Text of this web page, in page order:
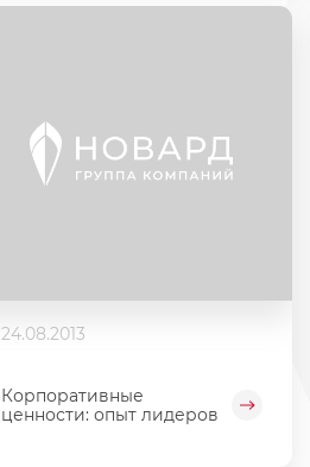
24.08.2013
Корпоративные
ценности: опыт лидеров